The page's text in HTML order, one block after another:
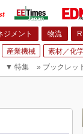
ジメント 物流
産業機械 素材／化
▼ 特集 » ブックレッ